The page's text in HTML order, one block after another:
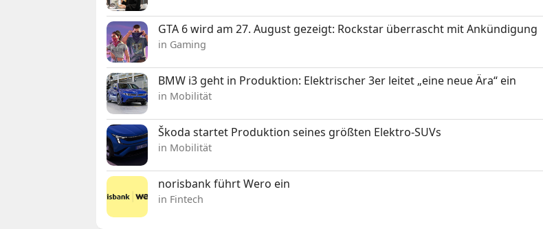
GTA 6 wird am 27. August gezeigt: Rockstar überrascht mit Ankündigung
in Gaming
BMW i3 geht in Produktion: Elektrischer 3er leitet „eine neue Ära“ ein
in Mobilität
Škoda startet Produktion seines größten Elektro-SUVs
in Mobilität
norisbank führt Wero ein
in Fintech